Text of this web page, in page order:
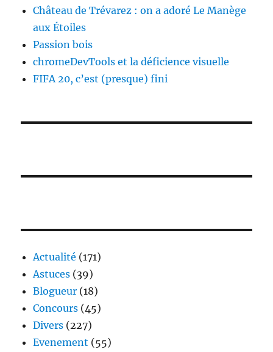
Château de Trévarez : on a adoré Le Manège
aux Étoiles
Passion bois
chromeDevTools et la déficience visuelle
FIFA 20, c’est (presque) fini
Actualité (171)
Astuces (39)
Blogueur (18)
Concours (45)
Divers (227)
Evenement (55)